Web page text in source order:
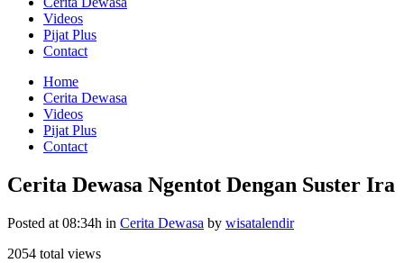
Videos
Pijat Plus
Contact
Home
Cerita Dewasa
Videos
Pijat Plus
Contact
Cerita Dewasa Ngentot Dengan Suster Ira
Posted at 08:34h in Cerita Dewasa by wisatalendir
2054 total views